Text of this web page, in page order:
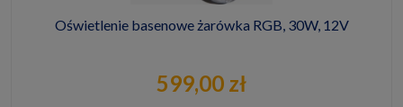
Oświetlenie basenowe żarówka RGB, 30W, 12V
599,00 zł